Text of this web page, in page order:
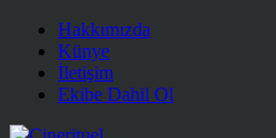
Hakkımızda
Künye
İletişim
Ekibe Dahil Ol